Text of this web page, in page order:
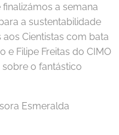
a semana
a sustentabilidade
Cientistas com bata
e Filipe Freitas do CIMO
o fantástico
Esmeralda